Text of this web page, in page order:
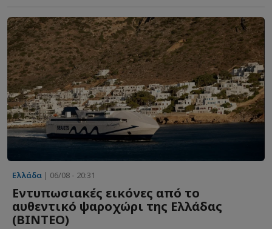
Ελλάδα | 06/08 - 20:31
Εντυπωσιακές εικόνες από το
αυθεντικό ψαροχώρι της Ελλάδας
(ΒΙΝΤΕΟ)